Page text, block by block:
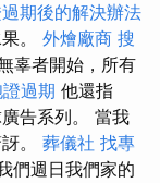
期後的解決辦法
。 外燴廠商 搜
辜者開始，所有
過期 他還指
告系列。 當我
。 葬儀社 找專
們週日我們家的